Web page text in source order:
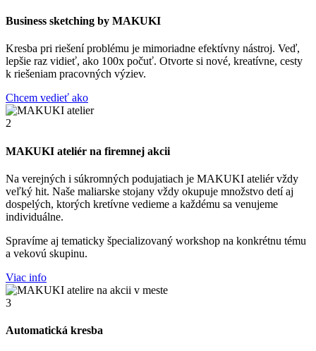
Business sketching by MAKUKI
Kresba pri riešení problému je mimoriadne efektívny nástroj. Veď,
lepšie raz vidieť, ako 100x počuť. Otvorte si nové, kreatívne, cesty
k riešeniam pracovných výziev.
Chcem vedieť ako
2
MAKUKI ateliér na firemnej akcii
Na verejných i súkromných podujatiach je MAKUKI ateliér vždy
veľký hit. Naše maliarske stojany vždy okupuje množstvo detí aj
dospelých, ktorých kretívne vedieme a každému sa venujeme
individuálne.
Spravíme aj tematicky špecializovaný workshop na konkrétnu tému
a vekovú skupinu.
Viac info
3
Automatická kresba